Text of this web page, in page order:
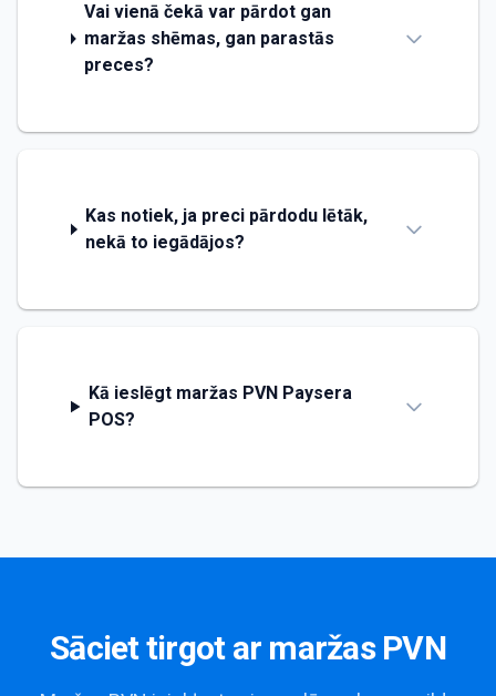
Vai vienā čekā var pārdot gan
maržas shēmas, gan parastās
preces?
Kas notiek, ja preci pārdodu lētāk,
nekā to iegādājos?
Kā ieslēgt maržas PVN Paysera
POS?
Sāciet tirgot ar maržas PVN